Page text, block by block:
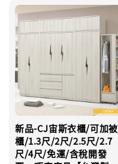
新品-CJ宙斯衣櫃/可加被
櫃/1.3尺/2尺/2.5尺/2.7
尺/4尺/免運/含稅開發